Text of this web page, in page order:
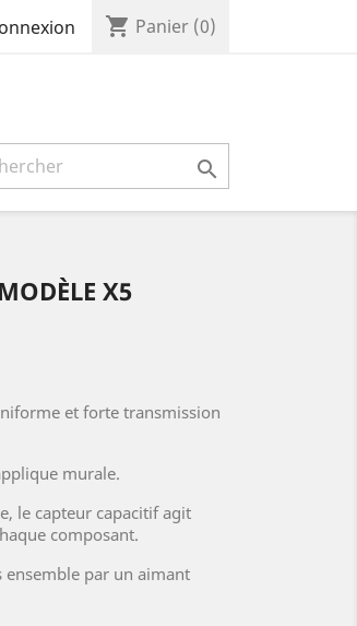
shopping_cart Panier (0)

X5
et forte transmission
murale.
le capteur capacitif agit
composant.
ensemble par un aimant